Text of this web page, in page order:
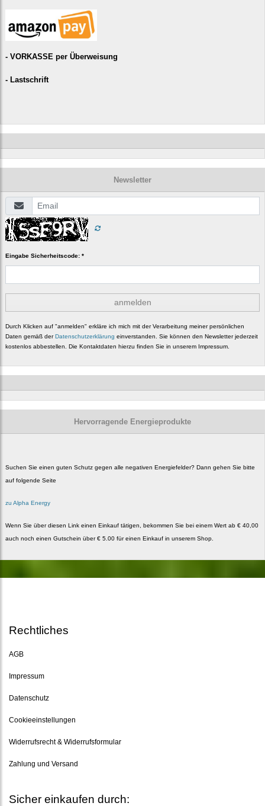
- VORKASSE per Überweisung
- Lastschrift
Newsletter
Eingabe Sicherheitscode: *
anmelden
Durch Klicken auf "anmelden" erkläre ich mich mit der Verarbeitung meiner persönlichen
Daten gemäß derDatenschutzerklärung einverstanden. Sie können den Newsletter jederzeit
kostenlos abbestellen. Die Kontaktdaten hierzu finden Sie in unserem Impressum.
Hervorragende Energieprodukte
Suchen Sie einen guten Schutz gegen alle negativen Energiefelder? Dann gehen Sie bitte
auf folgende Seite
zu Alpha Energy
Wenn Sie über diesen Link einen Einkauf tätigen, bekommen Sie bei einem Wert ab € 40,00
auch noch einen Gutschein über € 5.00 für einen Einkauf in unserem Shop.
Rechtliches
AGB
Impressum
Datenschutz
Cookieeinstellungen
Widerrufsrecht & Widerrufsformular
Zahlung und Versand
Sicher einkaufen durch: